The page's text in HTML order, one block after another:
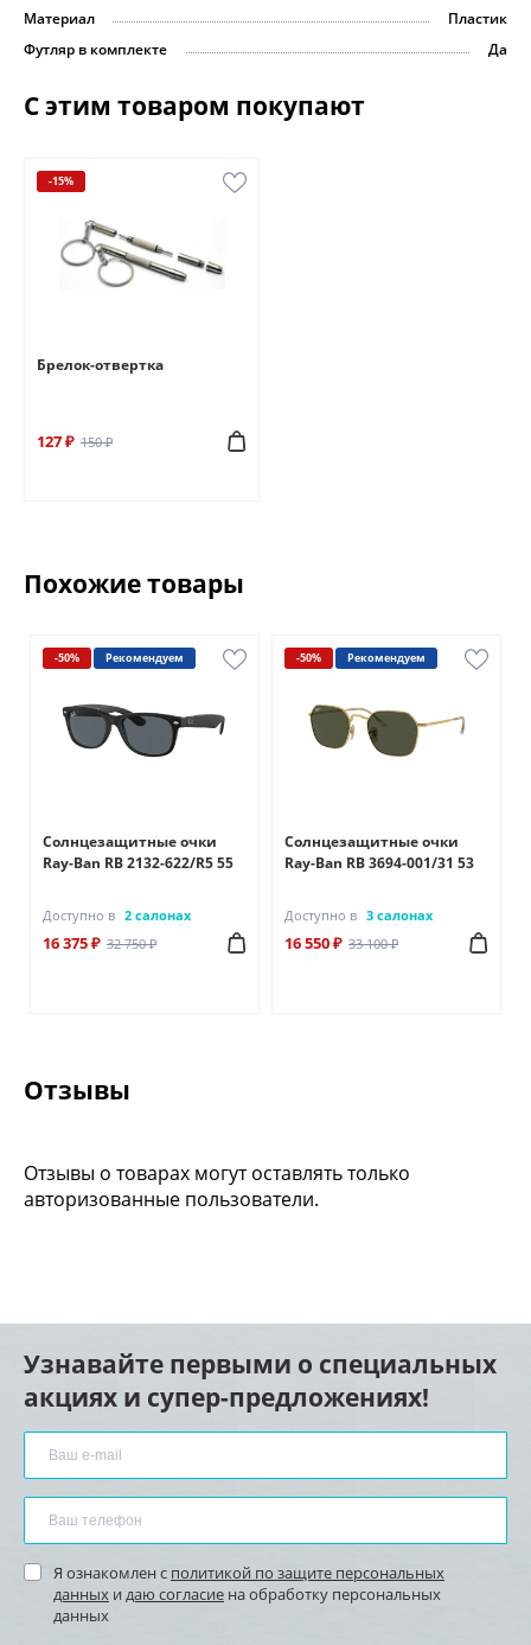
Материал
Пластик
Футляр в комплекте
Да
С этим товаром покупают
-15%
Брелок-отвертка
127 ₽ 150 ₽
Похожие товары
-50% Рекомендуем
Солнцезащитные очки
Ray-Ban RB 2132-622/R5 55
Доступно в 2 салонах
16 375 ₽ 32 750 ₽
-50% Рекомендуем
Солнцезащитные очки
Ray-Ban RB 3694-001/31 53
Доступно в 3 салонах
16 550 ₽ 33 100 ₽
Отзывы
Отзывы о товарах могут оставлять только
авторизованные пользователи.
Узнавайте первыми о специальных
акциях и супер-предложениях!
Я ознакомлен с политикой по защите персональных
данных и даю согласие на обработку персональных
данных